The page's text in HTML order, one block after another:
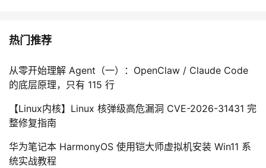
热门推荐
从零开始理解 Agent（一）：OpenClaw / Claude Code
的底层原理，只有 115 行
【Linux内核】Linux 核弹级高危漏洞 CVE-2026-31431 完
整修复指南
华为笔记本 HarmonyOS 使用铠大师虚拟机安装 Win11 系
统实战教程